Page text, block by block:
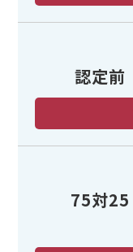
認定前
75対25